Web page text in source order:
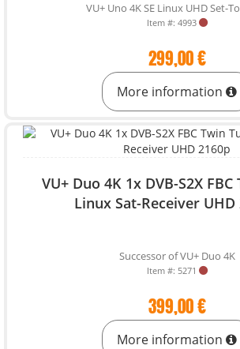
VU+ Uno 4K SE Linux UHD Set-
Item #: 4993
299,00 €
More information
VU+ Duo 4K 1x DVB-S2X
Linux Sat-Receiver UHD
Successor of VU+ Duo 4K
Item #: 5271
399,00 €
More information